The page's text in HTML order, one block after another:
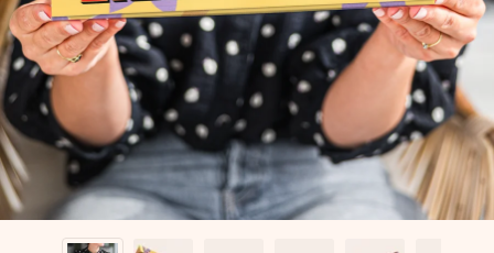
+49 39292 929695
Montag - Freitag : 8:30 - 17:00 Uhr
Samstag - Sonntag : 8:30 - 13:00 Uhr